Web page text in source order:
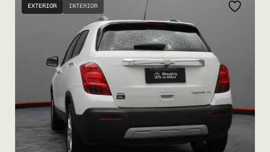
EXTERIOR INTERIOR